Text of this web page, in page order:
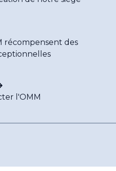
récompensent des
l'OMM